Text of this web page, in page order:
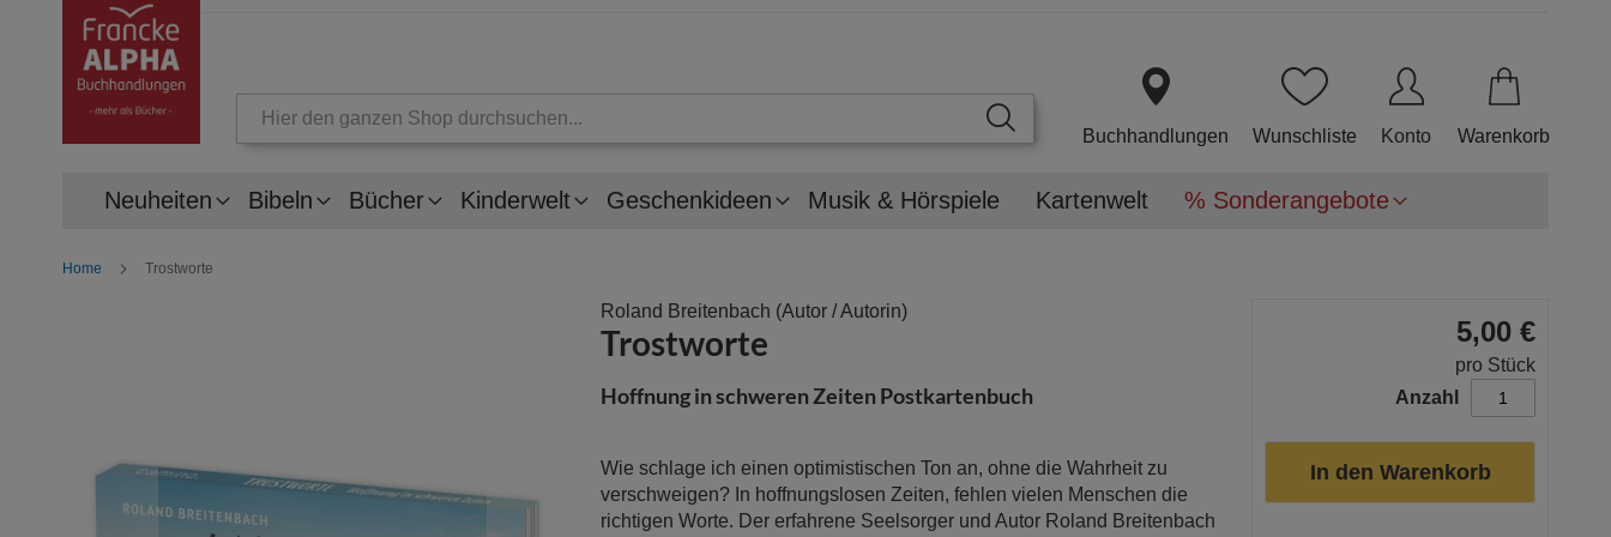
Buchhandlungen Wunschliste Konto Warenkorb
Neuheiten Bibeln Bücher Kinderwelt Geschenkideen Musik & Hörspiele Kartenwelt % Sonderangebote
Home Trostworte
Roland Breitenbach (Autor / Autorin)
Trostworte
Hoffnung in schweren Zeiten Postkartenbuch
Wie schlage ich einen optimistischen Ton an, ohne die Wahrheit zu
verschweigen? In hoffnungslosen Zeiten, fehlen vielen Menschen die
richtigen Worte. Der erfahrene Seelsorger und Autor Roland Breitenbach
5,00 €
pro Stück
Anzahl
In den Warenkorb